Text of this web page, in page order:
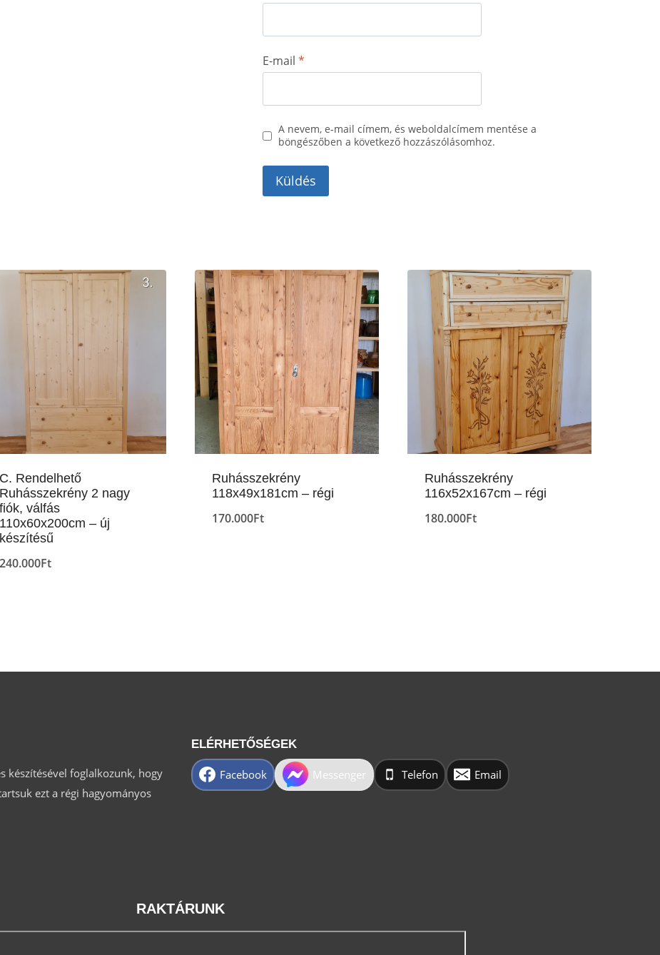
E-mail*
A nevem, e-mail címem, és weboldalcímem mentése a
böngészőben a következő hozzászólásomhoz.
C. Rendelhető
Ruhásszekrény 2 nagy
fiók, válfás
110x60x200cm – új
készítésű
240.000Ft
Ruhásszekrény
118x49x181cm – régi
170.000Ft
Ruhásszekrény
116x52x167cm – régi
180.000Ft
készítésével foglalkozunk, hogy
ezt a régi hagyományos
ELÉRHETŐSÉGEK
Facebook Messenger Telefon Email
RAKTÁRUNK